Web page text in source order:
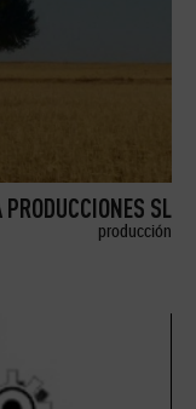
SL
producción